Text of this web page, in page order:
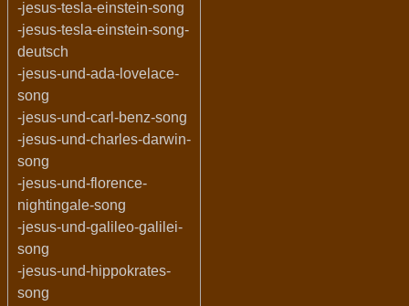
-jesus-tesla-einstein-song
-jesus-tesla-einstein-song-
deutsch
-jesus-und-ada-lovelace-
song
-jesus-und-carl-benz-song
-jesus-und-charles-darwin-
song
-jesus-und-florence-
nightingale-song
-jesus-und-galileo-galilei-
song
-jesus-und-hippokrates-
song